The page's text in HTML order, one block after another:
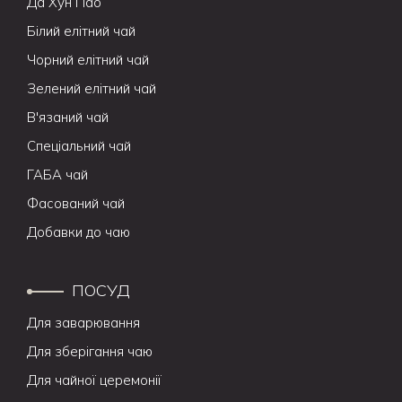
Білий елітний чай
Чорний елітний чай
Зелений елітний чай
В'язаний чай
Спеціальний чай
ГАБА чай
Фасований чай
Добавки до чаю
ПОСУД
Для заварювання
Для зберігання чаю
Для чайної церемонії